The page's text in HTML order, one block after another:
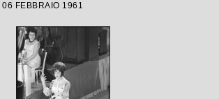
FEBBRAIO 1961